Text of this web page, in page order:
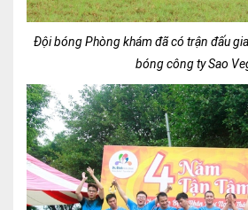
Đội bóng Phòng khám đã có trận đấu
bóng công ty Sao